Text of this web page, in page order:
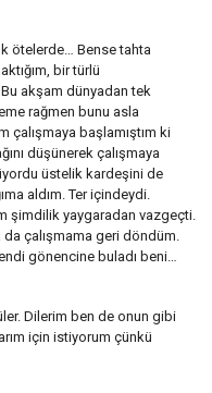
ötelerde… Bense tahta
bir türlü
akşam dünyadan tek
rağmen bunu asla
çalışmaya başlamıştım ki
düşünerek çalışmaya
üstelik kardeşini de
aldım. Ter içindeydi.
şimdilik yaygaradan vazgeçti.
da çalışmama geri döndüm.
gönencine buladı beni…
Dilerim ben de onun gibi
için istiyorum çünkü